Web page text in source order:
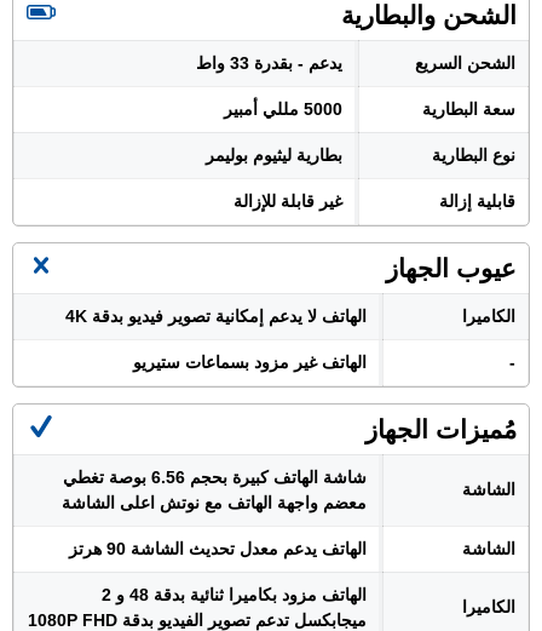
الشحن والبطارية
الشحن السريع يدعم - بقدرة 33 واط
سعة البطارية 5000 مللي أمبير
نوع البطارية بطارية ليثيوم بوليمر
قابلية إزالة غير قابلة للإزالة
عيوب الجهاز
الكاميرا الهاتف لا يدعم إمكانية تصوير فيديو بدقة 4K
- الهاتف غير مزود بسماعات ستيريو
مُميزات الجهاز
الشاشة
شاشة الهاتف كبيرة بحجم 6.56 بوصة تغطي
معضم واجهة الهاتف مع نوتش اعلى الشاشة
الشاشة الهاتف يدعم معدل تحديث الشاشة 90 هرتز
الكاميرا
الهاتف مزود بكاميرا ثنائية بدقة 48 و 2
ميجابكسل تدعم تصوير الفيديو بدقة 1080P FHD